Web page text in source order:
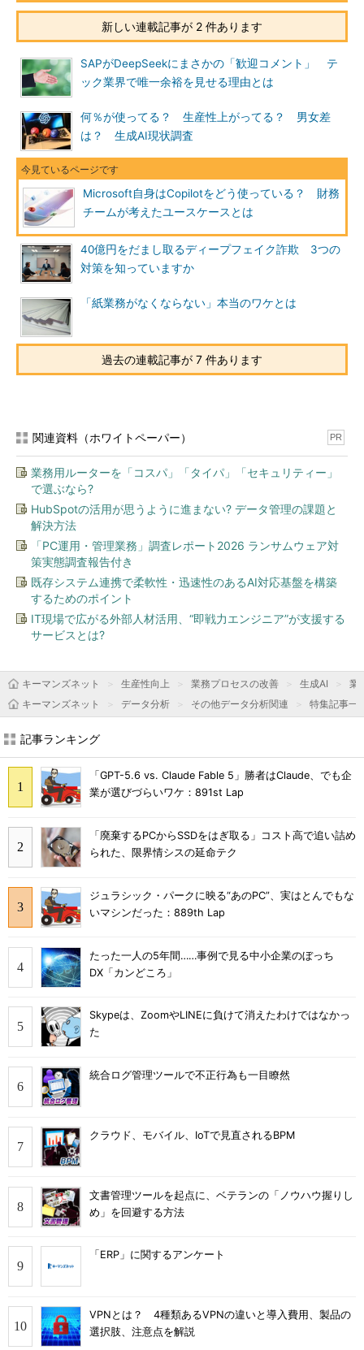
新しい連載記事が 2 件あります
SAPがDeepSeekにまさかの「歓迎コメント」 テ
ック業界で唯一余裕を見せる理由とは
何％が使ってる？ 生産性上がってる？ 男女差
は？ 生成AI現状調査
Microsoft自身はCopilotをどう使っている？ 財務
チームが考えたユースケースとは
40億円をだまし取るディープフェイク詐欺 3つの
対策を知っていますか
「紙業務がなくならない」本当のワケとは
過去の連載記事が 7 件あります
関連資料（ホワイトペーパー） PR
業務用ルーターを「コスパ」「タイパ」「セキュリティー」
で選ぶなら?
HubSpotの活用が思うように進まない? データ管理の課題と
解決方法
「PC運用・管理業務」調査レポート2026 ランサムウェア対
策実態調査報告付き
既存システム連携で柔軟性・迅速性のあるAI対応基盤を構築
するためのポイント
IT現場で広がる外部人材活用、“即戦力エンジニア”が支援する
サービスとは?
キーマンズネット 生産性向上 業務プロセスの改善 生成AI
業
キーマンズネット
データ分析 その他データ分析関連 特集記事一
記事ランキング
「GPT-5.6 vs. Claude Fable 5」勝者はClaude、でも企
業が選びづらいワケ：891st Lap
「廃棄するPCからSSDをはぎ取る」コスト高で追い詰め
られた、限界情シスの延命テク
ジュラシック・パークに映る“あのPC”、実はとんでもな
いマシンだった：889th Lap
たった一人の5年間……事例で見る中小企業のぼっち
DX「カンどころ」
Skypeは、ZoomやLINEに負けて消えたわけではなかっ
た
統合ログ管理ツールで不正行為も一目瞭然
クラウド、モバイル、IoTで見直されるBPM
文書管理ツールを起点に、ベテランの「ノウハウ握りし
め」を回避する方法
「ERP」に関するアンケート
VPNとは？ 4種類あるVPNの違いと導入費用、製品の
選択肢、注意点を解説